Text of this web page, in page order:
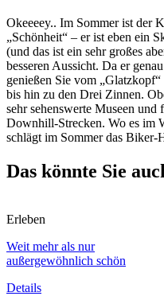
Okeeeey.. Im Sommer ist der
„Schönheit“ – er ist eben ein
(und das ist ein sehr großes
besseren Aussicht. Da er
genießen Sie vom
bis hin zu den Drei Zinnen.
sehr sehenswerte Museen und
Downhill-Strecken. Wo es im
schlägt im Sommer das Biker-
Das könnte Sie
Erleben
Weit mehr als nur
außergewöhnlich schön
Details